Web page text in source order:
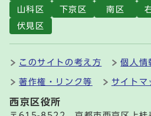
山科区
下京区 南区
伏見区
このサイトの考え方 個人情
著作権・リンク等 サイトマ
西京区役所